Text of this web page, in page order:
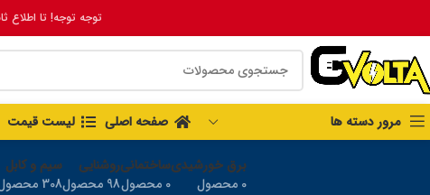
توجه توجه! تا اطلاع
مرور دسته ها صفحه اصلی لیست قیمت
برق خورشیدی
0 محصول
ساختمانی
0 محصول
روشنایی
98 محصول
سیم و کابل
308 محصول